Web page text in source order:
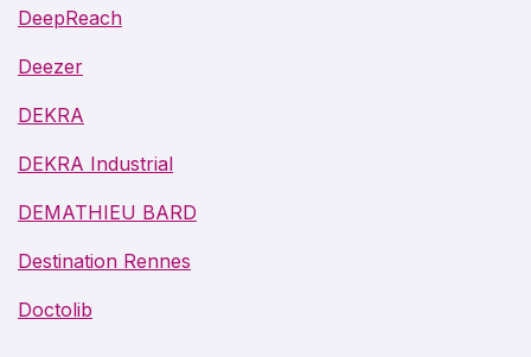
DeepReach
Deezer
DEKRA
DEKRA Industrial
DEMATHIEU BARD
Destination Rennes
Doctolib